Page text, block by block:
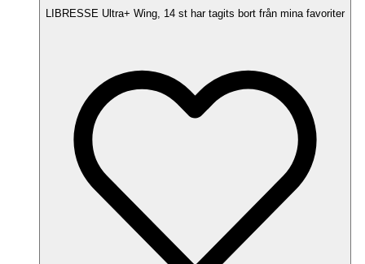
LIBRESSE Ultra+ Wing, 14 st har tagits bort från mina favoriter